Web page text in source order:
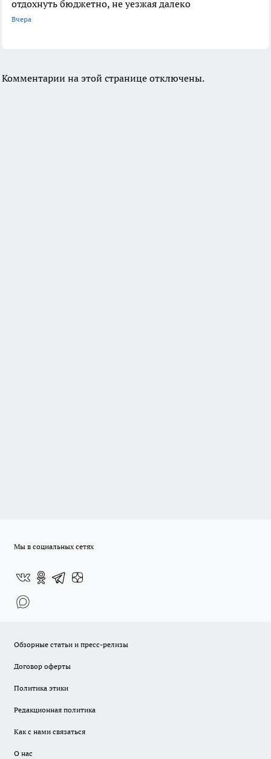
отдохнуть бюджетно, не уезжая далеко
Вчера
Комментарии на этой странице отключены.
Мы в социальных сетях
Обзорные статьи и пресс-релизы
Договор оферты
Политика этики
Редакционная политика
Как с нами связаться
О нас